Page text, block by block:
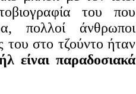
του που
πολλοί άνθρωποι
του στο τζούντο ήταν
παραδοσιακά